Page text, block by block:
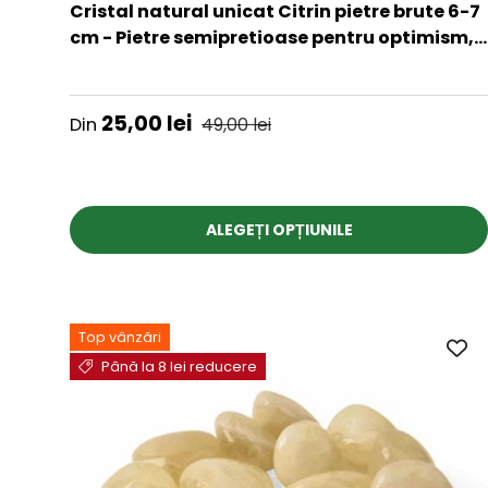
Cristal natural unicat Citrin pietre brute 6-7
cm - Pietre semipretioase pentru optimism,
Preț de vânzare
Din 25,00 lei Preț obișnuit
49,00 lei
ALEGEȚI OPȚIUNILE
Top vânzări
Până la 8 lei reducere